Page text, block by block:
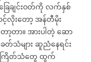
ြေချင်းဝတ်ကို လက်နှစ်
လိုးတော့ အန်တီမိုး
ာ့တာ။ အားပါတဲ့ ဆော
တ်သံများ ဆူညံနေရင်း
အံကြိတ်သံတွေ ထွက်